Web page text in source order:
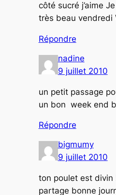
côté sucré j’aime
très beau vendredi
Répondre
nadine
9 juillet 2010
un petit passage
un bon week end
Répondre
bigmumy
9 juillet 2010
ton poulet est divin
partage bonne